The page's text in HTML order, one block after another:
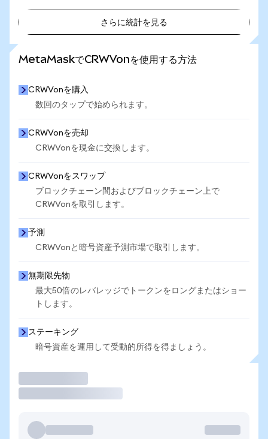
さらに統計を見る
MetaMaskでCRWVonを使用する方法
CRWVonを購入
数回のタップで始められます。
CRWVonを売却
CRWVonを現金に交換します。
CRWVonをスワップ
ブロックチェーン間およびブロックチェーン上で
CRWVonを取引します。
予測
CRWVonと暗号資産予測市場で取引します。
無期限先物
最大50倍のレバレッジでトークンをロングまたはショー
トします。
ステーキング
暗号資産を運用して受動的所得を得ましょう。